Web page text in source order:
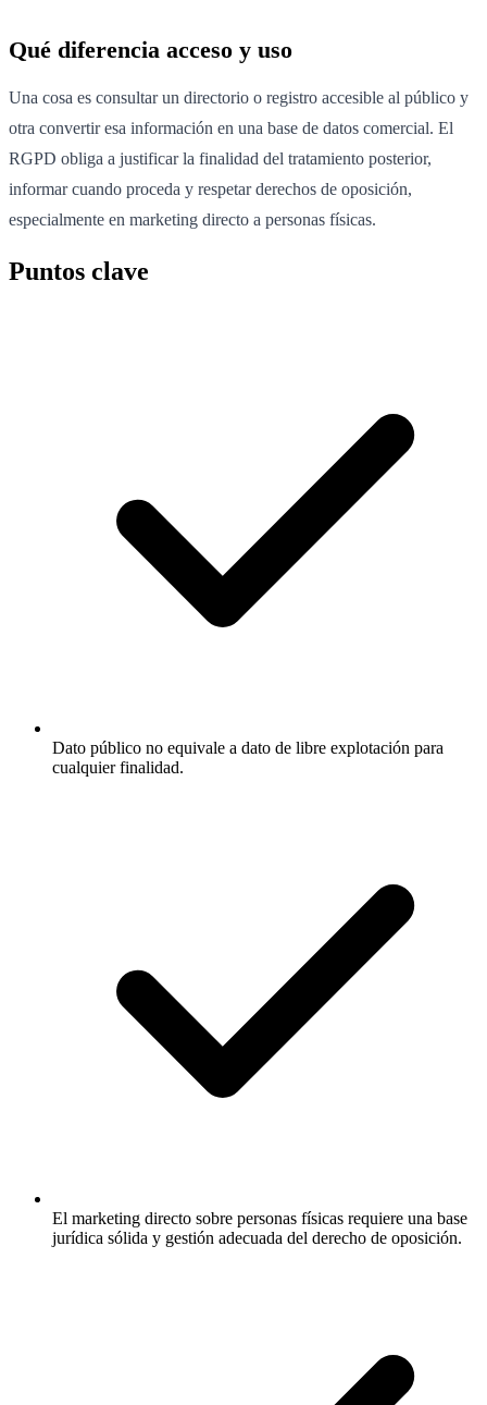
Qué diferencia acceso y uso
Una cosa es consultar un directorio o registro accesible al público y
otra convertir esa información en una base de datos comercial. El
RGPD obliga a justificar la finalidad del tratamiento posterior,
informar cuando proceda y respetar derechos de oposición,
especialmente en marketing directo a personas físicas.
Puntos clave
Dato público no equivale a dato de libre explotación para
cualquier finalidad.
El marketing directo sobre personas físicas requiere una base
jurídica sólida y gestión adecuada del derecho de oposición.